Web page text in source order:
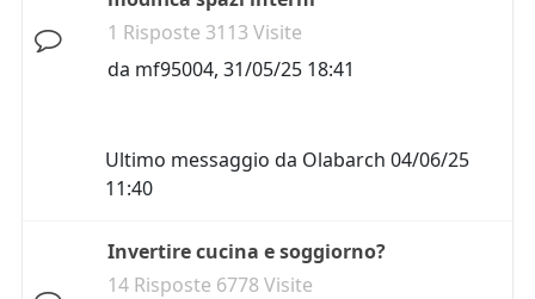
1 Risposte 3113 Visite
da mf95004, 31/05/25 18:41
Ultimo messaggio da Olabarch 04/06/25
11:40
Invertire cucina e soggiorno?
14 Risposte 6778 Visite